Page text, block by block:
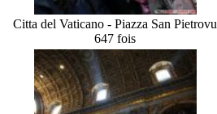
Citta del Vaticano - Piazza San Pietrovu
647 fois